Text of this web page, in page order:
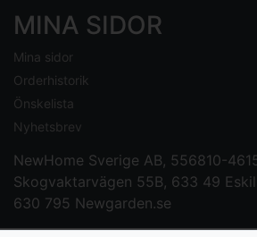
MINA SIDOR
Mina sidor
Orderhistorik
Önskelista
Nyhetsbrev
NewHome Sverige AB , 556810-
Skogvaktarvägen 55B, 633 49
630 795 Newgarden.se